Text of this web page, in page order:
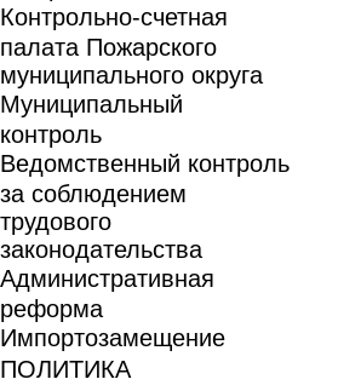
Контрольно-счетная
палата Пожарского
муниципального округа
Муниципальный
контроль
Ведомственный контроль
за соблюдением
трудового
законодательства
Административная
реформа
Импортозамещение
ПОЛИТИКА